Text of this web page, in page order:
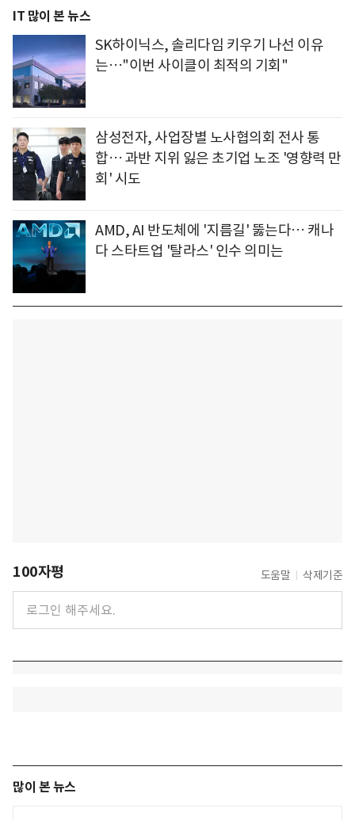
IT 많이 본 뉴스
SK하이닉스, 솔리다임 키우기 나선 이유
는…"이번 사이클이 최적의 기회"
삼성전자, 사업장별 노사협의회 전사 통
합… 과반 지위 잃은 초기업 노조 '영향력 만
회' 시도
AMD, AI 반도체에 '지름길' 뚫는다… 캐나
다 스타트업 '탈라스' 인수 의미는
100자평 도움말 삭제기준
많이 본 뉴스